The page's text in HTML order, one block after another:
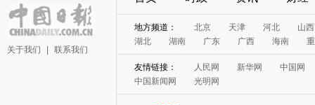
关于我们 联系我们
地方频道： 北京 天津 河北
山西
湖北
湖南 广东 广西 海南
友情链接： 人民网 新华网
中国网
中国新闻网
光明网